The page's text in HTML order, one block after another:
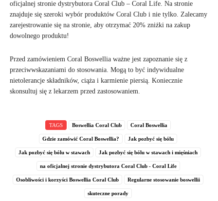
oficjalnej stronie dystrybutora Coral Club – Coral Life. Na stronie
znajduje się szeroki wybór produktów Coral Club i nie tylko. Zalecamy
zarejestrowanie się na stronie, aby otrzymać 20% zniżki na zakup
dowolnego produktu!
Przed zamówieniem Coral Boswellia ważne jest zapoznanie się z
przeciwwskazaniami do stosowania. Mogą to być indywidualne
nietolerancje składników, ciąża i karmienie piersią. Koniecznie
skonsultuj się z lekarzem przed zastosowaniem.
TAGS Boswellia Coral Club Coral Boswellia
Gdzie zamówić Coral Boswellia? Jak pozbyć się bólu
Jak pozbyć się bólu w stawach Jak pozbyć się bólu w stawach i mięśniach
na oficjalnej stronie dystrybutora Coral Club - Coral Life
Osobliwości i korzyści Boswellia Coral Club Regularne stosowanie boswellii
skuteczne porady